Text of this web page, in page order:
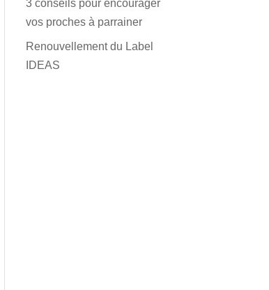
3 conseils pour encourager
vos proches à parrainer
Renouvellement du Label
IDEAS